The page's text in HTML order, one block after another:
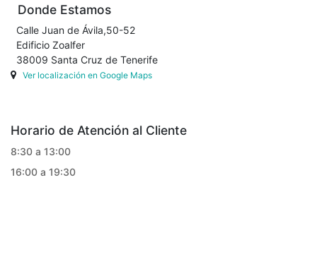
Donde Estamos
Calle Juan de Ávila,50-52
Edificio Zoalfer
38009 Santa Cruz de Tenerife
Ver localización en Google Maps
Horario de Atención al Cliente
8:30 a 13:00
16:00 a 19:30